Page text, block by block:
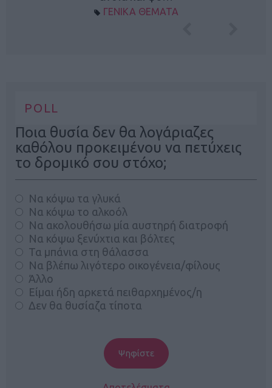
ΓΕΝΙΚΑ ΘΕΜΑΤΑ
POLL
Ποια θυσία δεν θα λογάριαζες
καθόλου προκειμένου να πετύχεις
το δρομικό σου στόχο;
Να κόψω τα γλυκά
Να κόψω το αλκοόλ
Να ακολουθήσω μία αυστηρή διατροφή
Να κόψω ξενύχτια και βόλτες
Τα μπάνια στη θάλασσα
Να βλέπω λιγότερο οικογένεια/φίλους
Άλλο
Είμαι ήδη αρκετά πειθαρχημένος/η
Δεν θα θυσίαζα τίποτα